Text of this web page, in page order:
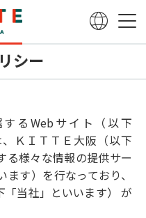
シー
るWebサイト（以下
ＫＩＴＴＥ大阪（以下
る様々な情報の提供サー
す）を行なっており、
当社」といいます） が